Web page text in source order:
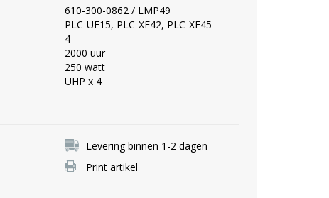
610-300-0862 / LMP49
PLC-UF15, PLC-XF42, PLC-XF45
4
2000 uur
250 watt
UHP x 4
Levering binnen 1-2 dagen
Print artikel